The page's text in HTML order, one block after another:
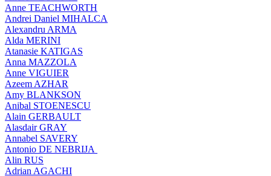
Anne TEACHWORTH
Andrei Daniel MIHALCA
Alexandru ARMA
Alda MERINI
Atanasie KATIGAS
Anna MAZZOLA
Anne VIGUIER
Azeem AZHAR
Amy BLANKSON
Anibal STOENESCU
Alain GERBAULT
Alasdair GRAY
Annabel SAVERY
Antonio DE NEBRIJA
Alin RUS
Adrian AGACHI